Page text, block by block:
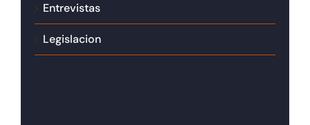
Entrevistas
Legislacion